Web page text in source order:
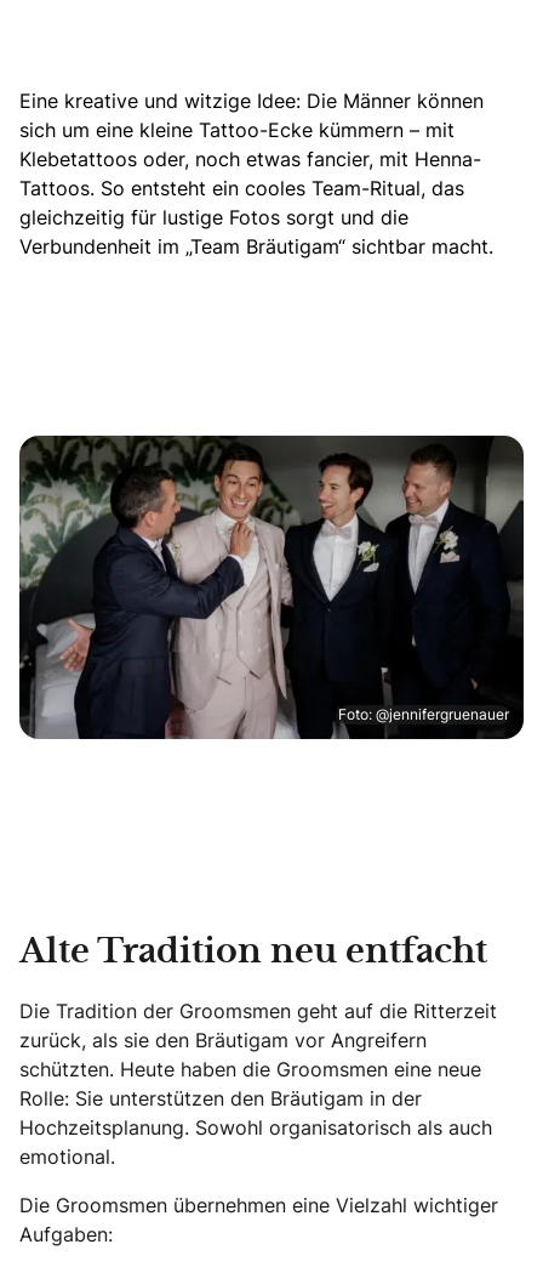
Eine kreative und witzige Idee: Die Männer können
sich um eine kleine Tattoo-Ecke kümmern – mit
Klebetattoos oder, noch etwas fancier, mit Henna-
Tattoos. So entsteht ein cooles Team-Ritual, das
gleichzeitig für lustige Fotos sorgt und die
Verbundenheit im „Team Bräutigam“ sichtbar macht.
Foto: @jennifergruenauer
Alte Tradition neu entfacht
Die Tradition der Groomsmen geht auf die Ritterzeit
zurück, als sie den Bräutigam vor Angreifern
schützten. Heute haben die Groomsmen eine neue
Rolle: Sie unterstützen den Bräutigam in der
Hochzeitsplanung. Sowohl organisatorisch als auch
emotional.
Die Groomsmen übernehmen eine Vielzahl wichtiger
Aufgaben: